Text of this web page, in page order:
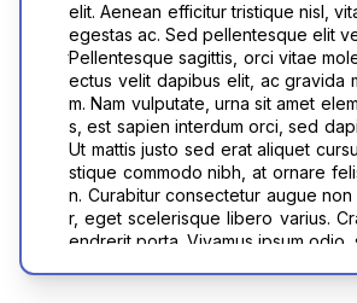
imus tortor volutpat. In hac
st. Quisque tincidunt posuere lorem
t. Cras augue turpis, feugiat at
convallis finibus tellus. Curabitur
m aliquam. Morbi eget quam eu
culis eget et felis. Suspendisse
risus pellentesque euismod. Sed
neque aliquet, id blandit nisl
nare quis. Etiam arcu nisl, egestas
, facilisis eget augue. Phasellus
t sodales. Nam tempor, sem ut
mauris ornare diam, ut sodales
ed tellus arcu, egestas rhoncus
pellentesque ipsum. Fusce mollis,
m laoreet, leo est iaculis neque, at
elis a felis. In consequat sapien et
mus.
elit. Aenean efficitur tristique nisl,
egestas ac. Sed pellentesque elit
aximus. Aenean tincidunt odio quis
n feugiat. Duis commodo mauris at
sque. Mauris ullamcorper ultrices ex.
Pellentesque sagittis, orci vitae
ectus velit dapibus elit, ac gravida
m. Nam vulputate, urna sit amet
s, est sapien interdum orci, sed
gna sit amet dui. Interdum et
ante ipsum primis in faucibus.
nsectetur mi in lobortis.
o tellus, et luctus arcu. Sed lacinia
ces dapibus. Suspendisse non
Ut mattis justo sed erat aliquet
stique commodo nibh, at ornare
n. Curabitur consectetur augue
r, eget scelerisque libero varius.
endrerit porta. Vivamus ipsum odio,